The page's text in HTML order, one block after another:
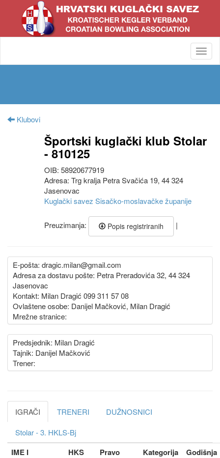
Klubovi
Športski kuglački klub Stolar
- 810125
OIB: 58920677919
Adresa: Trg kralja Petra Svačića 19, 44 324
Jasenovac
Kuglački savez Sisačko-moslavačke županije
Preuzimanja: Popis registriranih |
E-pošta: dragic.milan@gmail.com
Adresa za dostavu pošte: Petra Preradovića 32, 44 324
Jasenovac
Kontakt: Milan Dragić 099 311 57 08
Ovlaštene osobe: Danijel Mačković, Milan Dragić
Mrežne stranice:
Predsjednik: Milan Dragić
Tajnik: Danijel Mačković
Trener:
IGRAČI TRENERI
DUŽNOSNICI
Stolar - 3. HKLS-Bj
IME I
HKS
Pravo
Kategorija
Godišnja